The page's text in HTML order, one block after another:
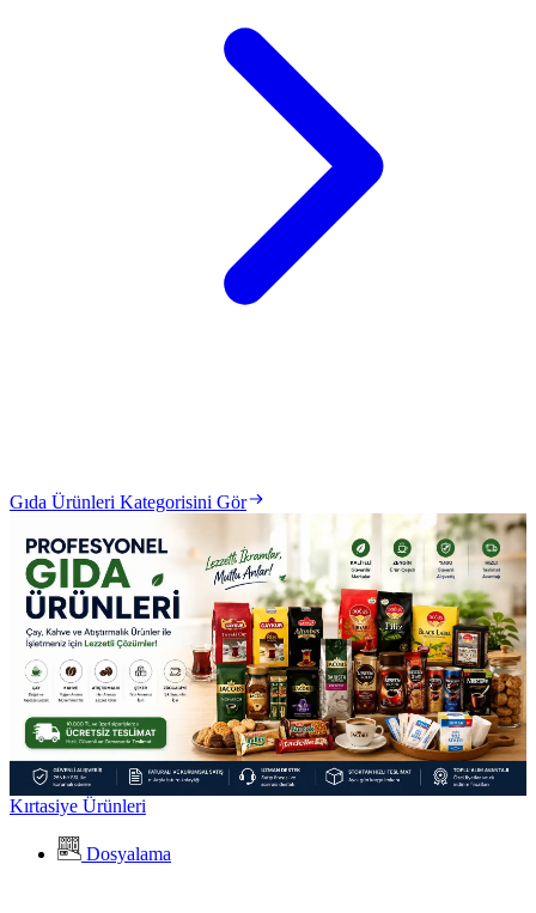
Gıda Ürünleri Kategorisini Gör
Kırtasiye Ürünleri
Dosyalama